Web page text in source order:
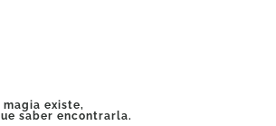
magia existe,
saber encontrarla.